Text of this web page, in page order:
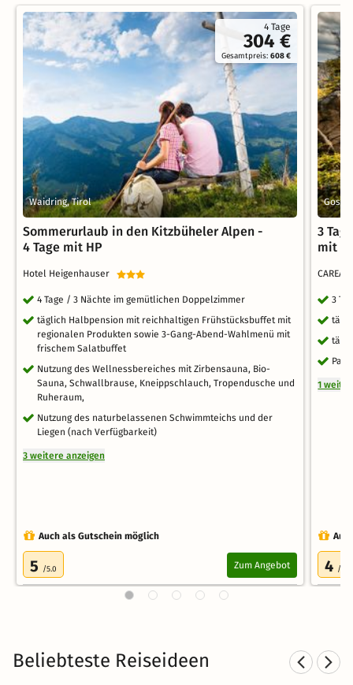
4 Tage
304 €
Gesamtpreis:608 €
Waidring, Tirol
Sommerurlaub in den Kitzbüheler Alpen -
4 Tage mit HP
Hotel Heigenhauser
4 Tage / 3 Nächte im gemütlichen Doppelzimmer
täglich Halbpension mit reichhaltigen Frühstücksbuffet mit
regionalen Produkten sowie 3-Gang-Abend-Wahlmenü mit
frischem Salatbuffet
Nutzung des Wellnessbereiches mit Zirbensauna, Bio-
Sauna, Schwallbrause, Kneippschlauch, Tropendusche und
Ruheraum,
Nutzung des naturbelassenen Schwimmteichs und der
Liegen (nach Verfügbarkeit)
3 weitere anzeigen
Auch als Gutschein möglich
5 /5.0 Zum Angebot
3
mit
3
1
4 /5.0
Beliebteste Reiseideen
Kurzurlaub in den Bergen